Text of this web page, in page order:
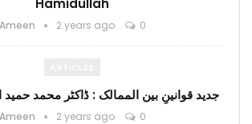
Hamidullah
Ameen 2 years ago 0
جدید قوانینِ بین الممالک : ڈاکٹر محمد
Ameen 2 years ago 0